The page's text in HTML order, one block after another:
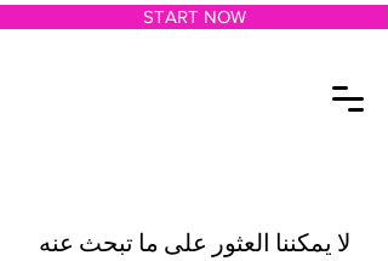
START NOW
لا يمكننا العثور على ما تبحث عنه